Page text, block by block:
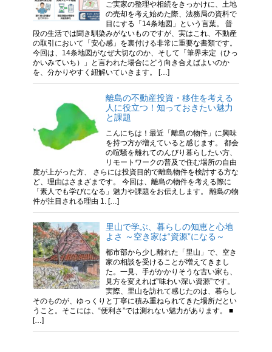
ご実家の整理や相続をきっかけに、土地
の売却を考え始めた際、法務局の資料で
目にする「14条地図」という言葉。 普
段の生活では聞き馴染みがないものですが、実はこれ、不動産
の取引において「安心感」を裏付ける非常に重要な書類です。
今回は、14条地図がなぜ大切なのか、そして「筆界未定（ひっ
かいみていち）」と言われた場合にどう向き合えばよいのか
を、分かりやすく紐解いていきます。 […]
離島の不動産投資・移住を考える
人に役立つ！知っておきたい魅力
と課題
こんにちは！最近「離島の物件」に興味
を持つ方が増えていると感じます。 都会
の喧騒を離れてのんびり暮らしたい方、
リモートワークの普及で住む場所の自由
度が上がった方、 さらには投資目的で離島物件を検討する方な
ど、理由はさまざまです。 今回は、離島の物件を考える際に
「素人でも学びになる」魅力や課題をお伝えします。 離島の物
件が注目される理由 1. […]
里山で学ぶ、暮らしの知恵と心地
よさ ～空き家は“資源”になる～
都市部から少し離れた「里山」で、空き
家の相談を受けることが増えてきまし
た。一見、手がかかりそうな古い家も、
見方を変えれば“味わい深い資源”です。
実際、里山を訪れて感じたのは、暮らし
そのものが、ゆっくりと丁寧に積み重ねられてきた場所だとい
うこと。そこには、“便利さ”では測れない魅力があります。 ■
[…]